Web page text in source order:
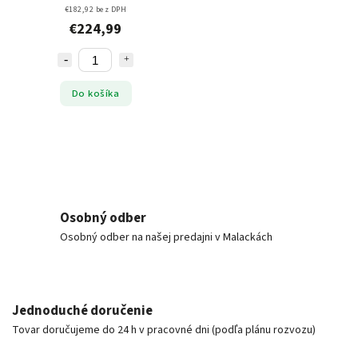
€182,92 bez DPH
€224,99
Do košíka
Osobný odber
Osobný odber na našej predajni v Malackách
Jednoduché doručenie
Tovar doručujeme do 24 h v pracovné dni (podľa plánu rozvozu)